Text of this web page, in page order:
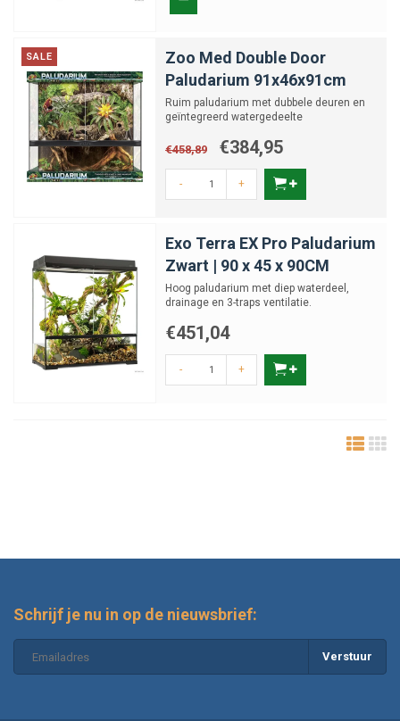
SALE
Zoo Med Double Door
Paludarium 91x46x91cm
Ruim paludarium met dubbele deuren en
geïntegreerd watergedeelte
€458,89 €384,95
- +
Exo Terra EX Pro Paludarium
Zwart | 90 x 45 x 90CM
Hoog paludarium met diep waterdeel,
drainage en 3-traps ventilatie.
€451,04
- +
Schrijf je nu in op de nieuwsbrief:
Verstuur